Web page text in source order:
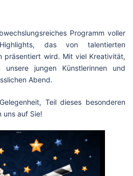
Programm voller
das von talentierten
präsentiert wird. Mit viel Kreativität,
jungen Künstlerinnen und
Abend.
Teil dieses besonderen
uns auf Sie!